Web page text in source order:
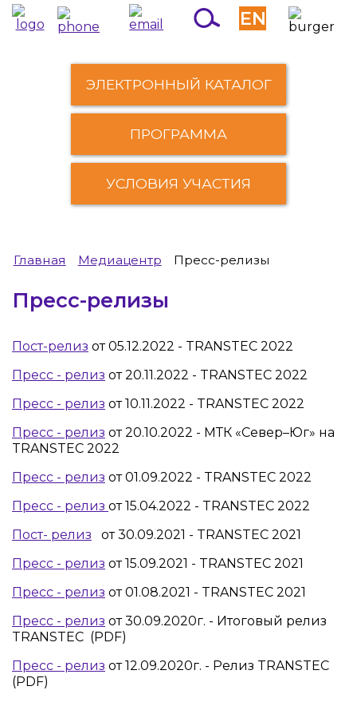
EN
ЭЛЕКТРОННЫЙ КАТАЛОГ
ПРОГРАММА
УСЛОВИЯ УЧАСТИЯ
Главная Медиацентр Пресс-релизы
Пресс-релизы
Пост-релиз от 05.12.2022 - TRANSTEC 2022
Пресс - релиз от 20.11.2022 - TRANSTEC 2022
Пресс - релиз от 10.11.2022 - TRANSTEC 2022
Пресс - релиз от 20.10.2022 - МТК «Север–Юг» на
TRANSTEC 2022
Пресс - релиз от 01.09.2022 - TRANSTEC 2022
Пресс - релиз от 15.04.2022 - TRANSTEC 2022
Пост- релиз от 30.09.2021 - TRANSTEC 2021
Пресс - релиз от 15.09.2021 - TRANSTEC 2021
Пресс - релиз от 01.08.2021 - TRANSTEC 2021
Пресс - релиз от 30.09.2020г. - Итоговый релиз
TRANSTEC (PDF)
Пресс - релиз от 12.09.2020г. - Релиз TRANSTEC
(PDF)